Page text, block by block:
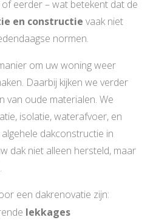
of eerder – wat betekent dat de
en constructie vaak niet
normen.
om uw woning weer
Daarbij kijken we verder
van oude materialen. We
isolatie, waterafvoer, en
dakconstructie in
dak niet alleen hersteld, maar
een dakrenovatie zijn:
lekkages